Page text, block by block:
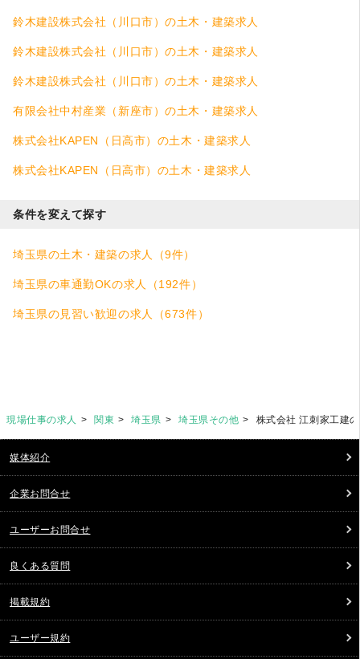
鈴木建設株式会社（川口市）の土木・建築求人
鈴木建設株式会社（川口市）の土木・建築求人
鈴木建設株式会社（川口市）の土木・建築求人
有限会社中村産業（新座市）の土木・建築求人
株式会社KAPEN（日高市）の土木・建築求人
株式会社KAPEN（日高市）の土木・建築求人
条件を変えて探す
埼玉県の土木・建築の求人（9件）
埼玉県の車通勤OKの求人（192件）
埼玉県の見習い歓迎の求人（673件）
現場仕事の求人 関東 埼玉県 埼玉県その他 株式会社 江刺家工建
媒体紹介
企業お問合せ
ユーザーお問合せ
良くある質問
掲載規約
ユーザー規約